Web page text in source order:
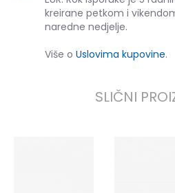
kreirane petkom i
naredne nedjelje.
Više o Uslovima kupovine.
SLIČNI